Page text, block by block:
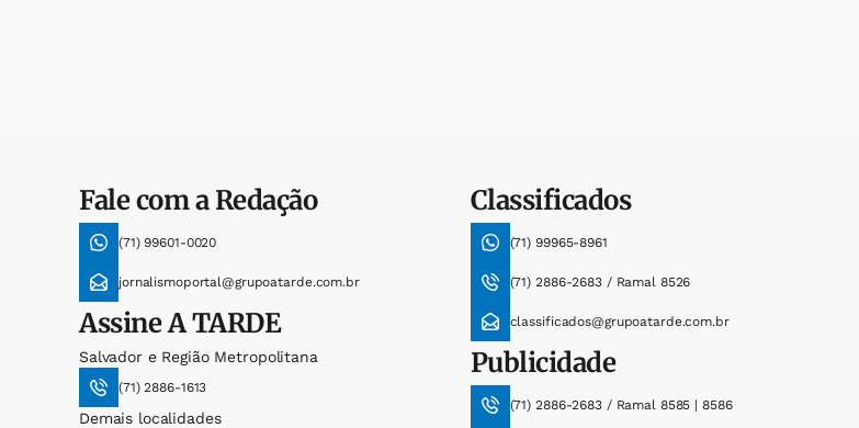
Fale com a Redação
(71) 99601-0020
jornalismoportal@grupoatarde.com.br
AssineA TARDE
Salvador e Região Metropolitana
(71) 2886-1613
Demais localidades
Classificados
(71) 99965-8961
(71) 2886-2683 / Ramal 8526
classificados@grupoatarde.com.br
Publicidade
(71) 2886-2683 / Ramal 8585 | 8586